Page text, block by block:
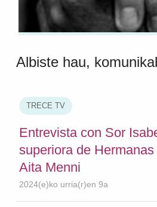
Albiste hau,
TRECE TV
Entrevista con Sor
superiora de
Aita Menni
2024(e)ko urria(r)en 9a